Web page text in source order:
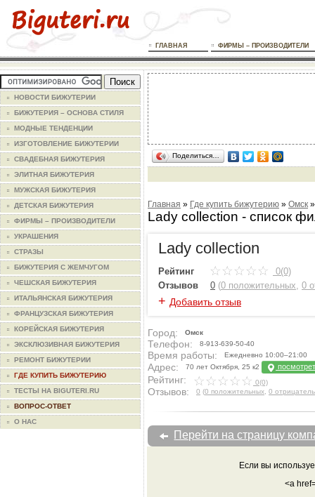
ГЛАВНАЯ ФИРМЫ – ПРОИЗВОДИТЕЛИ
НОВОСТИ БИЖУТЕРИИ
БИЖУТЕРИЯ – ОСНОВА СТИЛЯ
МОДНЫЕ ТЕНДЕНЦИИ
ИЗГОТОВЛЕНИЕ БИЖУТЕРИИ
СВАДЕБНАЯ БИЖУТЕРИЯ
ЭЛИТНАЯ БИЖУТЕРИЯ
МУЖСКАЯ БИЖУТЕРИЯ
ДЕТСКАЯ БИЖУТЕРИЯ
ФИРМЫ – ПРОИЗВОДИТЕЛИ
УКРАШЕНИЯ
СТРАЗЫ
БИЖУТЕРИЯ С ЖЕМЧУГОМ
ЧЕШСКАЯ БИЖУТЕРИЯ
ИТАЛЬЯНСКАЯ БИЖУТЕРИЯ
ФРАНЦУЗСКАЯ БИЖУТЕРИЯ
КОРЕЙСКАЯ БИЖУТЕРИЯ
ЭКСКЛЮЗИВНАЯ БИЖУТЕРИЯ
РЕМОНТ БИЖУТЕРИИ
ГДЕ КУПИТЬ БИЖУТЕРИЮ
ТЕСТЫ НА BIGUTERI.RU
ВОПРОС-ОТВЕТ
О НАС
Поделиться…
Главная » Где купить бижутерию » Омск
Lady collection - список
Lady collection
Рейтинг
0(0)
Отзывов
0 (0 положительных 0
+ Добавить отзыв
Город: Омск
Телефон: 8-913-639-50-40
Время работы: Ежедневно 10:00–21:00
Адрес: 70 лет Октября, 25 к2
Рейтинг: 0(0)
Отзывов: 0 (0 положительных 0
Перейти на страницу
Если вы
<a